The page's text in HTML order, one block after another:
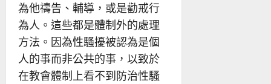
為他禱告、輔導，或是勸戒行
為人。這些都是體制外的處理
方法。因為性騷擾被認為是個
人的事而非公共的事，以致於
在教會體制上看不到防治性騷